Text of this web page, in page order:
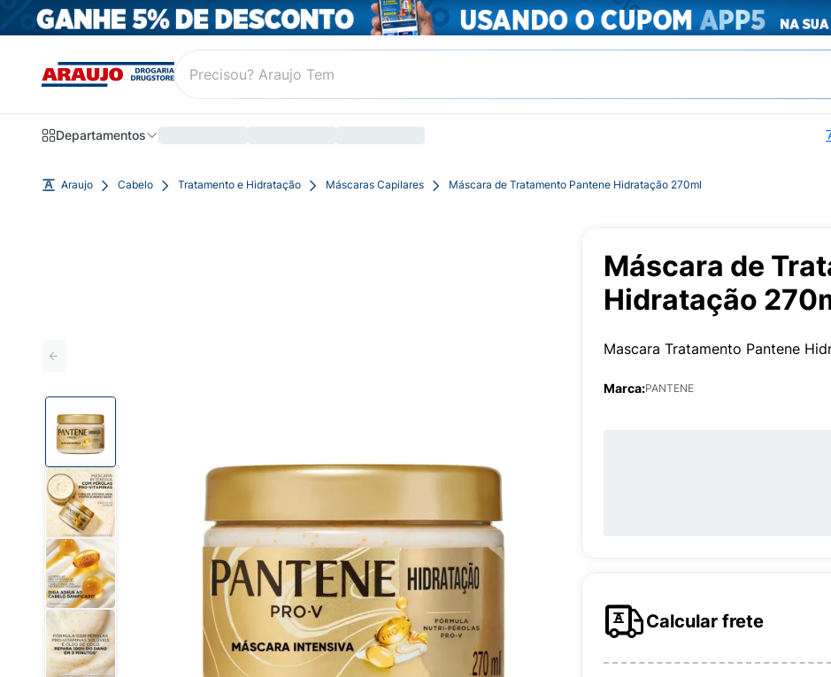
Departamentos
Araujo Cabelo Tratamento e Hidratação Máscaras Capilares Máscara de Tratamento Pantene Hidratação 270ml
Máscara de
Hidratação
Mascara Tratamento Pantene
Marca:PANTENE
Calcular frete